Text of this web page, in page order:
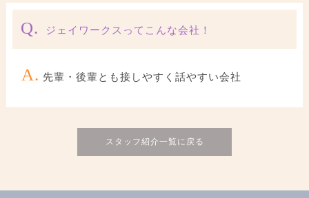
Q. ジェイワークスってこんな会社！
A. 先輩・後輩とも接しやすく話やすい会社
スタッフ紹介一覧に戻る